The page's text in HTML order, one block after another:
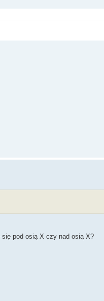
się pod osią X czy nad osią X?